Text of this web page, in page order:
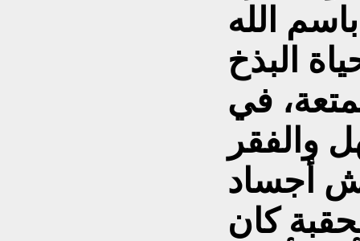
الله
البذخ
في
والفقر
أجساد
كان